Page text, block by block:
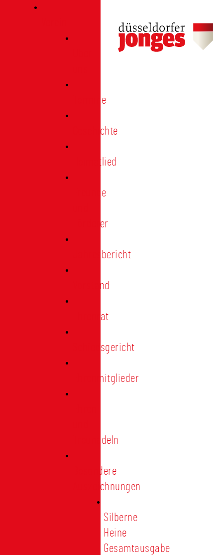
Termine
Geschichte
Heimatlied
Freunde
Förderer
Jahresbericht
Vorstand
Ehrenrat
Schiedsgericht
Ehrenmitglieder
Treunadeln
Besondere
Auszeichnungen
Silberne
Heine
Gesamtausgabe